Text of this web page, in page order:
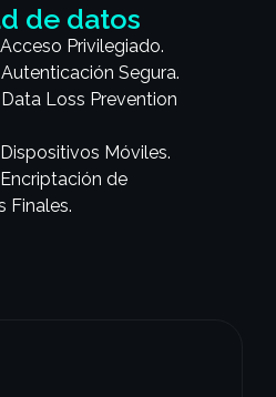
de datos
Privilegiado.
Segura.
Loss Prevention
Móviles.
de
Finales.